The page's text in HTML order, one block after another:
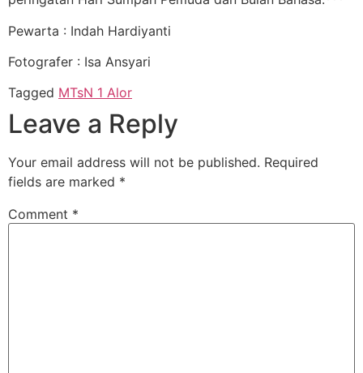
Pewarta : Indah Hardiyanti
Fotografer : Isa Ansyari
Tagged MTsN 1 Alor
Leave a Reply
Your email address will not be published. Required
fields are marked *
Comment *